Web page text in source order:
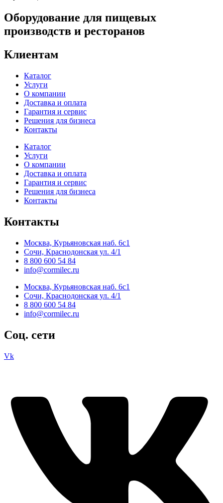
Оборудование для пищевых
производств и ресторанов
Клиентам
Каталог
Услуги
О компании
Доставка и оплата
Гарантия и сервис
Решения для бизнеса
Контакты
Каталог
Услуги
О компании
Доставка и оплата
Гарантия и сервис
Решения для бизнеса
Контакты
Контакты
Москва, Курьяновская наб. 6с1
Сочи, Краснодонская ул. 4/1
8 800 600 54 84
info@cormilec.ru
Москва, Курьяновская наб. 6с1
Сочи, Краснодонская ул. 4/1
8 800 600 54 84
info@cormilec.ru
Соц. сети
Vk